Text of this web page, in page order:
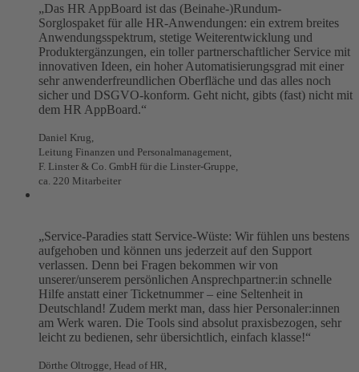
„Das HR AppBoard ist das (Beinahe-)Rundum-
Sorglospaket für alle HR-Anwendungen: ein extrem breites
Anwendungsspektrum, stetige Weiterentwicklung und
Produktergänzungen, ein toller partnerschaftlicher Service mit
innovativen Ideen, ein hoher Automatisierungsgrad mit einer
sehr anwenderfreundlichen Oberfläche und das alles noch
sicher und DSGVO-konform. Geht nicht, gibts (fast) nicht mit
dem HR AppBoard.“
Daniel Krug,
Leitung Finanzen und Personalmanagement,
F. Linster & Co. GmbH für die Linster-Gruppe,
ca. 220 Mitarbeiter
„Service-Paradies statt Service-Wüste: Wir fühlen uns bestens
aufgehoben und können uns jederzeit auf den Support
verlassen. Denn bei Fragen bekommen wir von
unserer/unserem persönlichen Ansprechpartner:in schnelle
Hilfe anstatt einer Ticketnummer – eine Seltenheit in
Deutschland! Zudem merkt man, dass hier Personaler:innen
am Werk waren. Die Tools sind absolut praxisbezogen, sehr
leicht zu bedienen, sehr übersichtlich, einfach klasse!“
Dörthe Oltrogge, Head of HR,